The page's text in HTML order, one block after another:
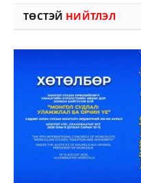
ТӨСТЭЙ НИЙТЛЭЛ